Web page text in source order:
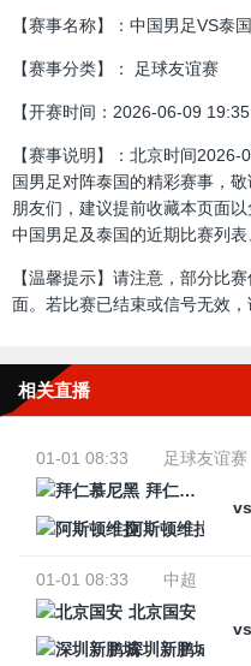
【赛事名称】：中国男足VS泰国
【赛事分类】： 足球友谊赛
【开赛时间：2026-06-09
【赛事说明】：北京时间
国男足对阵泰国的精彩赛事，
朋友们，建议提前收藏本页面
中国男足及泰国的近期比赛列表
【温馨提示】请注意，部分比
面。若比赛已结束或信号无效
相关直播
01-01 08:33
足球友谊赛
拜仁慕尼黑
vs
阿斯顿维拉
01-01 08:33
中超
北京国安
vs
深圳新鹏城